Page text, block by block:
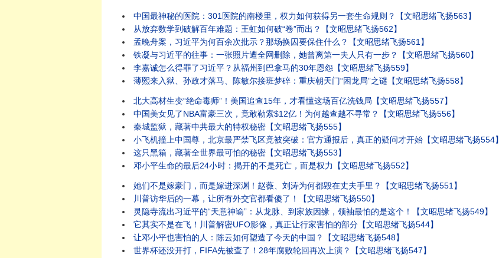
中国最神秘的医院：301医院的南楼里，权力如何获得另一套生命规则？【文昭思绪飞扬563】
从放弃数学到破解百年难题：王虹如何破“卷”而出？【文昭思绪飞扬562】
孟晚舟案，习近平为何百余次批示？那场换囚要保住什么？【文昭思绪飞扬561】
铁凝与习近平的往事：一张照片遭全网删除，她曾离第一夫人只有一步？【文昭思绪飞扬560】
李嘉诚怎么得罪了习近平？从福州到巴拿马的30年恩怨【文昭思绪飞扬559】
薄熙来入狱、孙政才落马、陈敏尔接班梦碎：重庆朝天门“困龙局”之谜【文昭思绪飞扬558】
北大高材生变“绝命毒师”！美国追查15年，才看懂这场百亿洗钱局【文昭思绪飞扬557】
中国美女见了NBA富豪三次，竟敢勒索$12亿！为何越查越不寻常？【文昭思绪飞扬556】
秦城监狱，藏著中共最大的特权秘密【文昭思绪飞扬555】
小飞机撞上中国尊，北京最严禁飞区竟被突破：官方通报后，真正的疑问才开始【文昭思绪飞扬554】
这只黑箱，藏著全世界最可怕的秘密【文昭思绪飞扬553】
邓小平生命的最后24小时：揭开的不是死亡，而是权力【文昭思绪飞扬552】
她们不是嫁豪门，而是嫁进深渊！赵薇、刘涛为何都毁在丈夫手里？【文昭思绪飞扬551】
川普访华后的一幕，让所有外交官都看傻了！【文昭思绪飞扬550】
灵隐寺流出习近平的“天意神谕”：从龙脉、到家族因缘，领袖最怕的是这个！【文昭思绪飞扬549】
它其实不是在飞！川普解密UFO影像，真正让行家害怕的部分【文昭思绪飞扬544】
让邓小平也害怕的人：陈云如何塑造了今天的中国？【文昭思绪飞扬548】
世界杯还没开打，FIFA先被查了！28年腐败轮回再次上演？【文昭思绪飞扬547】